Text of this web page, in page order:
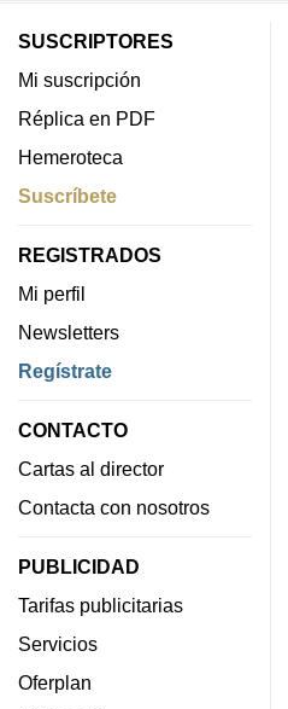
SUSCRIPTORES
Mi suscripción
Réplica en PDF
Hemeroteca
Suscríbete
REGISTRADOS
Mi perfil
Newsletters
Regístrate
CONTACTO
Cartas al director
Contacta con nosotros
PUBLICIDAD
Tarifas publicitarias
Servicios
Oferplan